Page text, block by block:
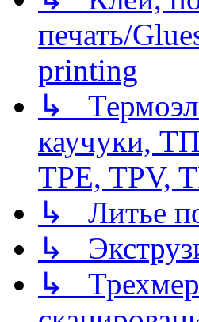
печать/
printing
↳
каучуки,
TPE, TPV,
↳ Литье
↳
↳